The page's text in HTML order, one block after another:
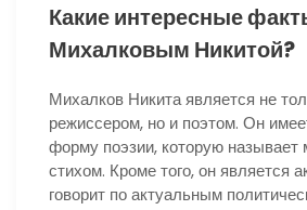
Какие интересные
Михалковым Никитой?
Михалков Никита является не
режиссером, но и поэтом. Он
форму поэзии, которую называет
стихом. Кроме того, он является
говорит по актуальным